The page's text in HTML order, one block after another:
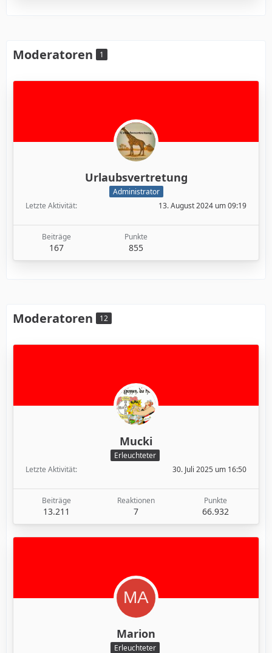
Moderatoren 1
Urlaubsvertretung
Administrator
Letzte Aktivität
13. August 2024 um 09:19
Beiträge
167
Punkte
855
Moderatoren 12
Mucki
Erleuchteter
Letzte Aktivität
30. Juli 2025 um 16:50
Beiträge
13.211
Reaktionen
7
Punkte
66.932
Marion
Erleuchteter